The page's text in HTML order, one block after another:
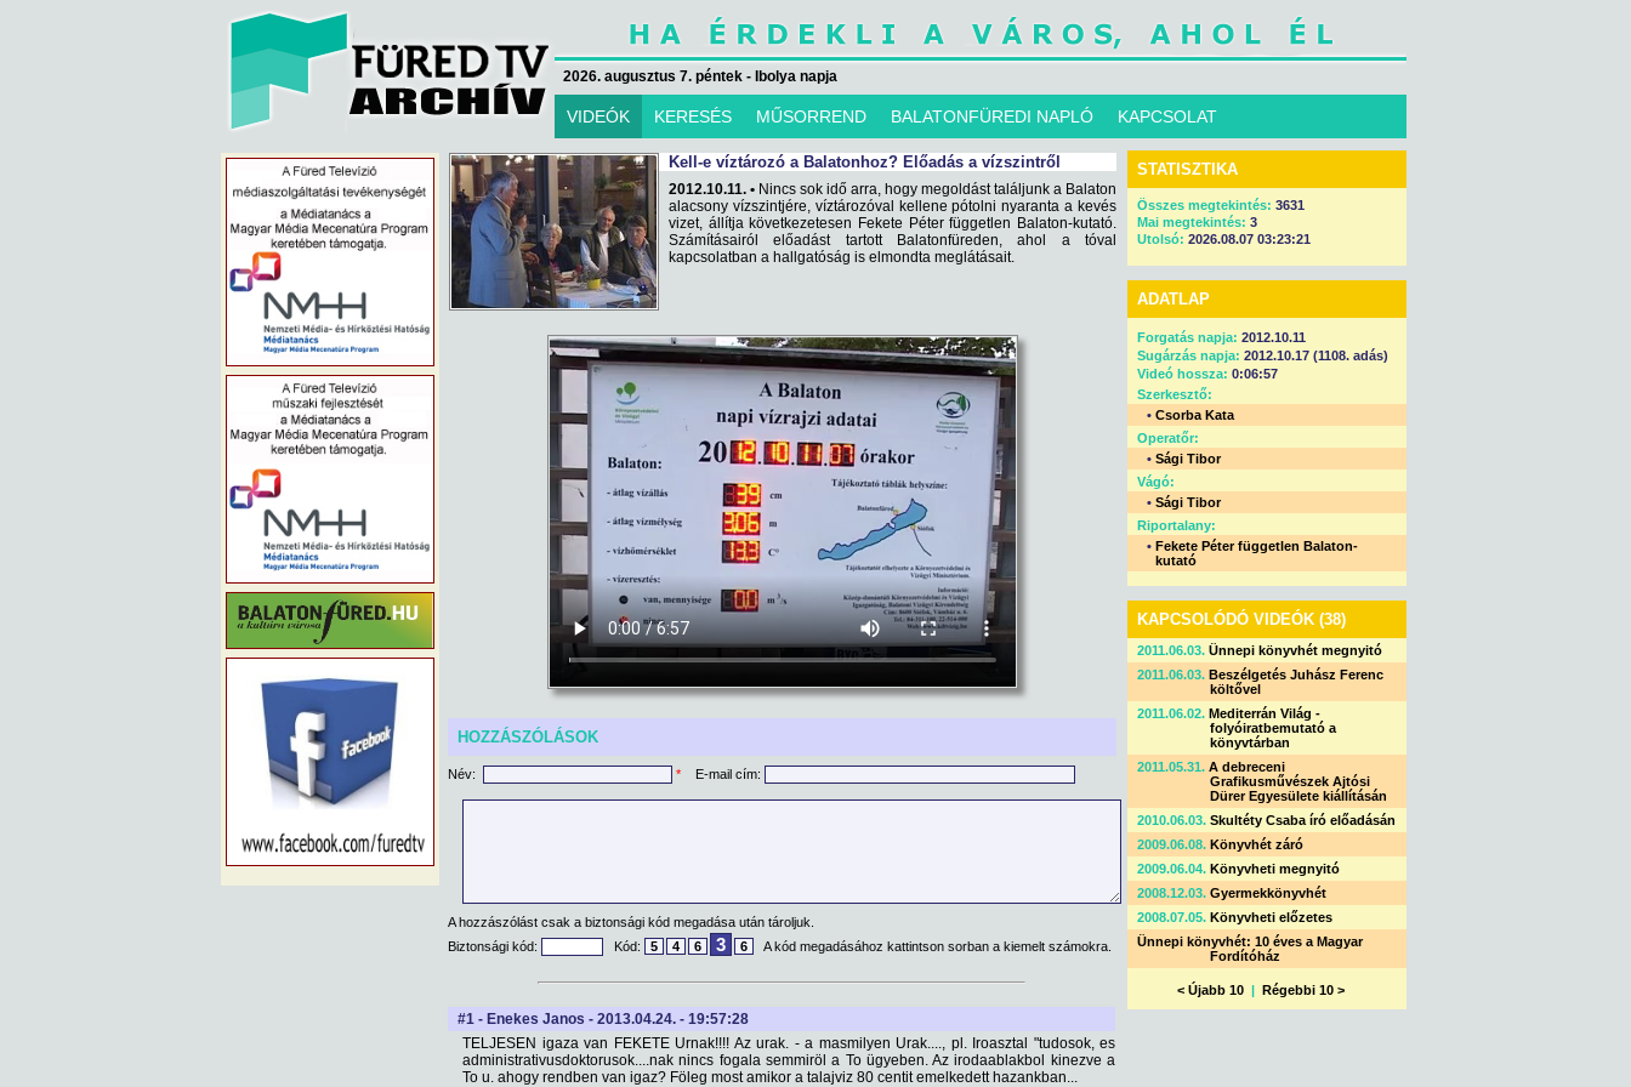
2026. augusztus 7. péntek - Ibolya napja
VIDEÓK KERESÉS MŰSORREND BALATONFÜREDI NAPLÓ KAPCSOLAT
Kell-e víztározó a Balatonhoz? Előadás a vízszintről
2012.10.11. • Nincs sok idő arra, hogy megoldást találjunk a Balaton
alacsony vízszintjére, víztározóval kellene pótolni nyaranta a kevés
vizet, állítja következetesen Fekete Péter független Balaton-kutató.
Számításairól előadást tartott Balatonfüreden, ahol a tóval
kapcsolatban a hallgatóság is elmondta meglátásait.
HOZZÁSZÓLÁSOK
Név: * E-mail cím:
A hozzászólást csak a biztonsági kód megadása után tároljuk.
Biztonsági kód:
Kód: 5 4 6 3 6 A kód megadásához kattintson sorban a kiemelt számokra.
#1 - Enekes Janos - 2013.04.24. - 19:57:28
TELJESEN igaza van FEKETE Urnak!!!! Az urak. - a masmilyen Urak...., pl. Iroasztal "tudosok, es
administrativusdoktorusok....nak nincs fogala semmiröl a To ügyeben. Az irodaablakbol kinezve a
To u. ahogy rendben van igaz? Föleg most amikor a talajviz 80 centit emelkedett hazankban...
STATISZTIKA
Összes megtekintés: 3631
Mai megtekintés: 3
Utolsó: 2026.08.07 03:23:21
ADATLAP
Forgatás napja: 2012.10.11
Sugárzás napja: 2012.10.17 (1108. adás)
Videó hossza: 0:06:57
Szerkesztő:
• Csorba Kata
Operatőr:
• Sági Tibor
Vágó:
• Sági Tibor
Riportalany:
• Fekete Péter független Balaton-
kutató
KAPCSOLÓDÓ VIDEÓK (38)
2011.06.03. Ünnepi könyvhét megnyitó
2011.06.03. Beszélgetés Juhász Ferenc
költővel
2011.06.02. Mediterrán Világ -
folyóiratbemutató a
könyvtárban
2011.05.31. A debreceni
Grafikusművészek Ajtósi
Dürer Egyesülete kiállításán
2010.06.03. Skultéty Csaba író előadásán
2009.06.08. Könyvhét záró
2009.06.04. Könyvheti megnyitó
2008.12.03. Gyermekkönyvhét
2008.07.05. Könyvheti előzetes
Ünnepi könyvhét: 10 éves a Magyar
Fordítóház
< Újabb 10 | Régebbi 10 >